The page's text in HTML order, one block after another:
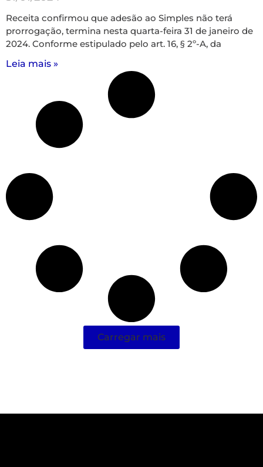
Receita confirmou que adesão ao Simples não terá
prorrogação, termina nesta quarta-feira 31 de janeiro de
2024. Conforme estipulado pelo art. 16, § 2º-A, da
Leia mais »
Carregar mais